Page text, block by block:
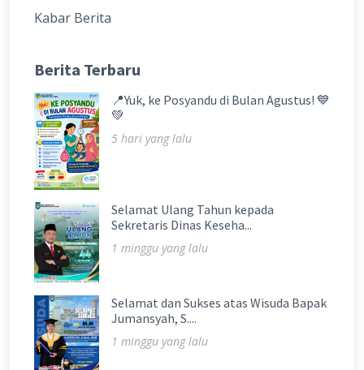
Kabar Berita
Berita Terbaru
📍Yuk, ke Posyandu di Bulan Agustus! 💙
💚
5 hari yang lalu
Selamat Ulang Tahun kepada
Sekretaris Dinas Keseha...
1 minggu yang lalu
Selamat dan Sukses atas Wisuda Bapak
Jumansyah, S....
1 minggu yang lalu